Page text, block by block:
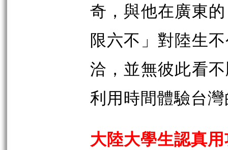
奇，與他在廣東
限六不」對陸生
洽，並無彼此看
利用時間體驗台
大陸大學生認真